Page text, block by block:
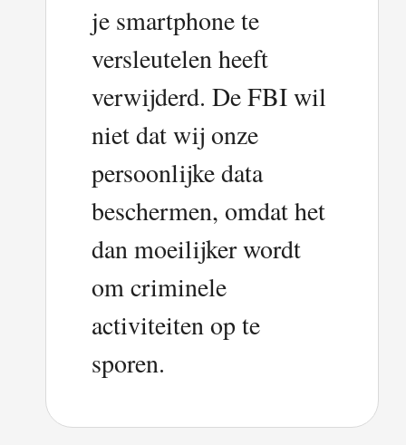
je smartphone te
versleutelen heeft
verwijderd. De FBI wil
niet dat wij onze
persoonlijke data
beschermen, omdat het
dan moeilijker wordt
om criminele
activiteiten op te
sporen.